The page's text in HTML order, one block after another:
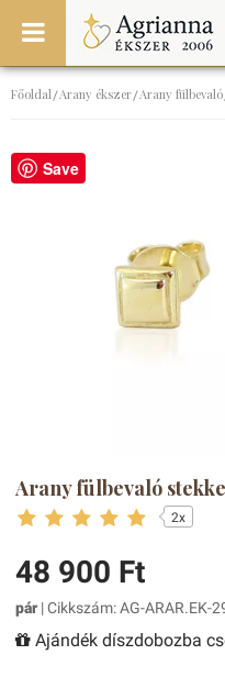
Főoldal/Arany ékszer/Arany fülbevaló
Save
Arany fülbevaló
2x
48 900 Ft
pár | Cikkszám: AG-ARAR.EK-
Ajándék díszdobozba